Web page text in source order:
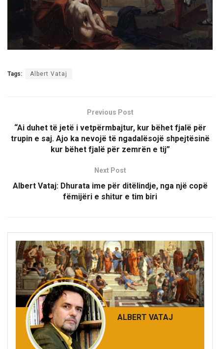
Tags: Albert Vataj
Previous Post
“Ai duhet të jetë i vetpërmbajtur, kur bëhet fjalë për
trupin e saj. Ajo ka nevojë të ngadalësojë shpejtësinë
kur bëhet fjalë për zemrën e tij”
Next Post
Albert Vataj: Dhurata ime për ditëlindje, nga një copë
fëmijëri e shitur e tim biri
ALBERT VATAJ